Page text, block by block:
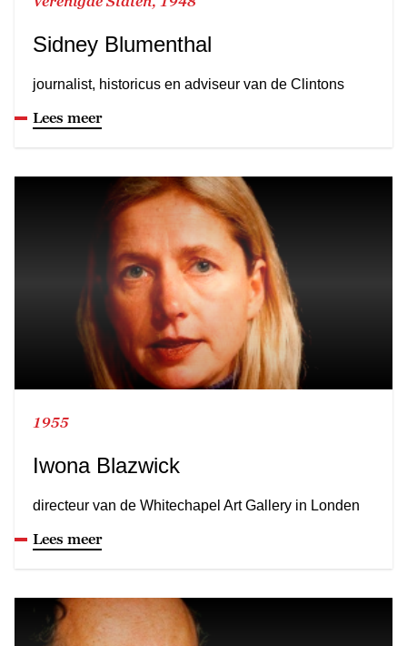
Sidney Blumenthal
journalist, historicus en adviseur van de Clintons
Lees meer
1955
Iwona Blazwick
directeur van de Whitechapel Art Gallery in Londen
Lees meer